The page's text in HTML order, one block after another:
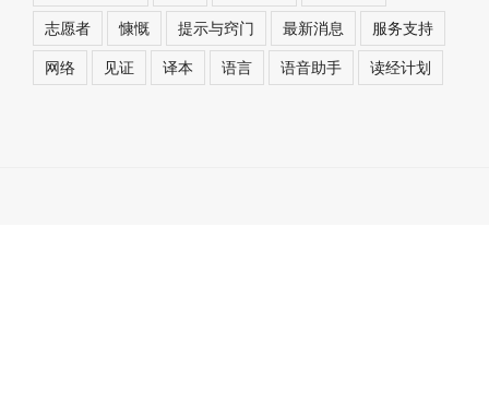
志愿者
慷慨 提示与窍门 最新消息
服务支持
网络
见证 译本 语言 语音助手 读经计划